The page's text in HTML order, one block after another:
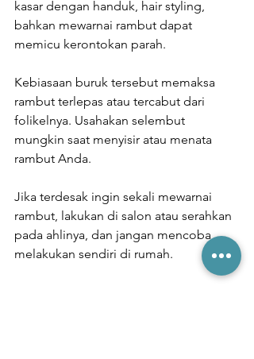
kasar dengan handuk, hair styling,
bahkan mewarnai rambut dapat
memicu kerontokan parah.
Kebiasaan buruk tersebut memaksa
rambut terlepas atau tercabut dari
folikelnya. Usahakan selembut
mungkin saat menyisir atau menata
rambut Anda.
Jika terdesak ingin sekali mewarnai
rambut, lakukan di salon atau serahkan
pada ahlinya, dan jangan mencoba
melakukan sendiri di rumah.